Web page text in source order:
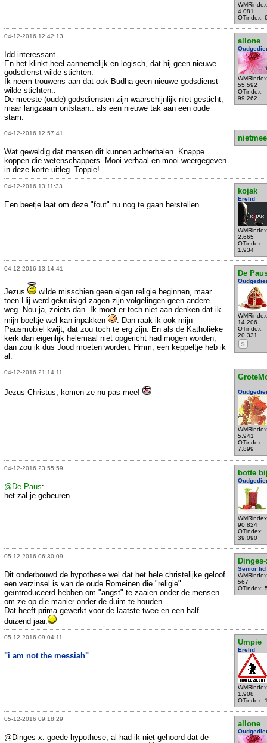
4.081
OTindex:
04-12-2016 12:42:13
allone
55.592
OTindex:
99.262
Idd interessant.
En het klinkt heel aannemelijk en logisch, dat hij geen nieuwe
godsdienst wilde stichten.
Ik neem trouwens aan dat ook Budha geen nieuwe godsdienst
wilde stichten..
De meeste (oude) godsdiensten zijn waarschijnlijk niet gesticht,
maar langzaam ontstaan.. als een nieuwe tak aan een oude
stam.
04-12-2016 12:57:41
Wat geweldig dat mensen dit kunnen achterhalen. Knappe
koppen die wetenschappers. Mooi verhaal en mooi weergegeven
in deze korte uitleg. Toppie!
04-12-2016 13:11:33
kojak
Erelid
2.665
OTindex:
1.934
Een beetje laat om deze "fout" nu nog te gaan herstellen.
04-12-2016 13:14:41
De
14.206
OTindex:
20.331
S
Jezus
wilde misschien geen eigen religie beginnen, maar
toen Hij werd gekruisigd zagen zijn volgelingen geen andere
weg. Nou ja, zoiets dan. Ik moet er toch niet aan denken dat ik
mijn boeltje wel kan inpakken
. Dan raak ik ook mijn
Pausmobiel kwijt, dat zou toch te erg zijn. En als de Katholieke
kerk dan eigenlijk helemaal niet opgericht had mogen worden,
dan zou ik dus Jood moeten worden. Hmm, een keppeltje heb ik
al.
04-12-2016 21:14:11
5.941
OTindex:
7.899
Jezus Christus, komen ze nu pas mee!
04-12-2016 23:55:59
botte
90.824
OTindex:
39.090
@De Paus:
het zal je gebeuren....
05-12-2016 06:30:09
Senior lid
567
OTindex:
Dit onderbouwd de hypothese wel dat het hele christelijke geloof
een verzinsel is van de oude Romeinen die "religie"
geïntroduceerd hebben om "angst" te zaaien onder de mensen
om ze op die manier onder de duim te houden.
Dat heeft prima gewerkt voor de laatste twee en een half
duizend jaar.
05-12-2016 09:04:11
Umpie
Erelid
1.908
OTindex:
"i am not the messiah"
05-12-2016 09:18:29
allone
@Dinges-x: goede hypothese, al had ik niet gehoord dat de